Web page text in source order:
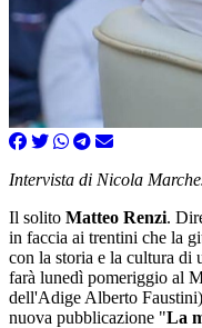
Intervista di Nicola
Il solito Matteo Renzi.
in faccia ai trentini che la
con la storia e la cultura di
farà lunedì pomeriggio al
dell'Adige Alberto
nuova pubblicazione "La